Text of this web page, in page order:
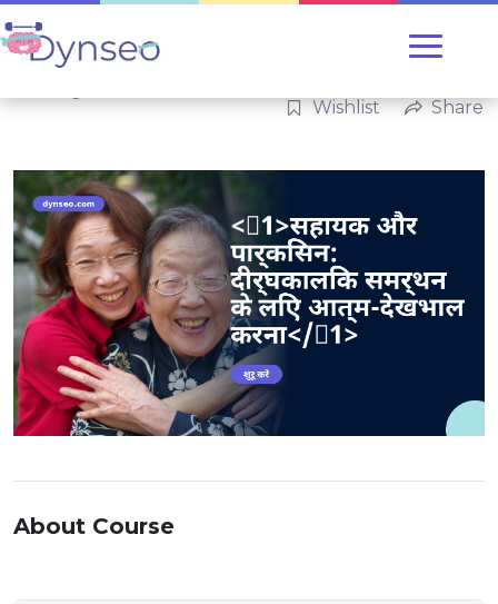
Wishlist Share
About Course